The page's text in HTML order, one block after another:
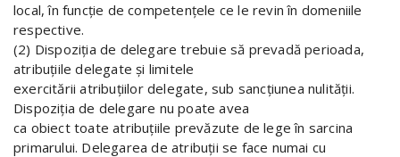
local, în funcţie de competenţele ce le revin în domeniile
respective.
(2) Dispoziţia de delegare trebuie să prevadă perioada,
atribuţiile delegate şi limitele
exercitării atribuţiilor delegate, sub sancţiunea nulităţii.
Dispoziţia de delegare nu poate avea
ca obiect toate atribuţiile prevăzute de lege în sarcina
primarului. Delegarea de atribuţii se face numai cu